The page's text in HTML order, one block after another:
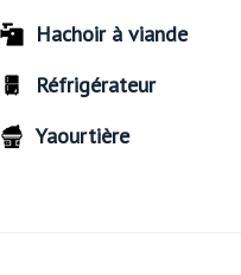
Hachoir à viande
Réfrigérateur
Yaourtière